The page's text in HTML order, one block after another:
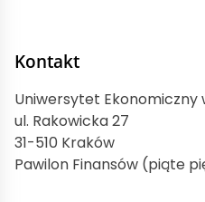
Kontakt
Uniwersytet Ekonomiczny
ul. Rakowicka 27
31-510 Kraków
Pawilon Finansów (piąte